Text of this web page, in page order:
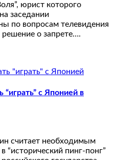
юрист которого
заседании
по вопросам телевидения
о запрете….
с Японией в
считает необходимым
“исторический пинг-понг”